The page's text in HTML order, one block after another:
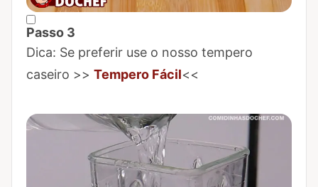
Passo 3
Marcar Passo 3 como concluído
Dica: Se preferir use o nosso tempero
caseiro >> Tempero Fácil<<